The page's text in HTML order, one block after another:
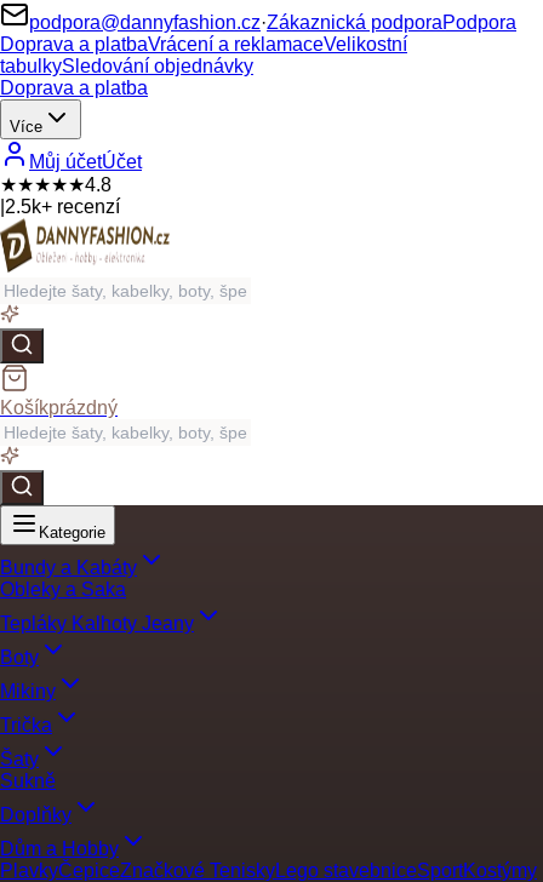
podpora@dannyfashion.cz·Zákaznická podporaPodpora
Doprava a platbaVrácení a reklamaceVelikostní
tabulkySledování objednávky
Doprava a platba
Více
Můj účetÚčet
★★★★★4.8
2.5k+ recenzí
Košíkprázdný
Kategorie
Bundy a Kabáty
Obleky a Saka
Tepláky Kalhoty Jeany
Boty
Mikiny
Trička
Šaty
Sukně
Doplňky
Dům a Hobby
PlavkyČepiceZnačkové TeniskyLego stavebniceSportKostýmy